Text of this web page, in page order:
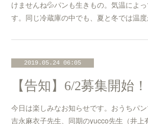
けませんね💦パンも生きもの。気温によ
す。同じ冷蔵庫の中でも、夏と冬では温
2019.05.24 06:05
今日は楽しみなお知らせです。おうちパ
吉永麻衣子先生、同期のyucco先生（井上